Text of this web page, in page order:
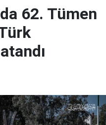
62. Tümen